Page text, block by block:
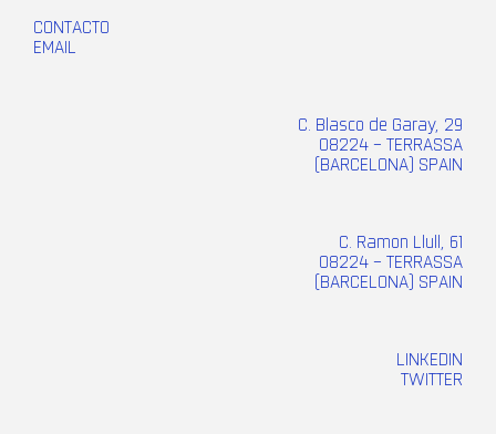
CONTACTO
EMAIL
C. Blasco de Garay, 29
08224 – TERRASSA
(BARCELONA) SPAIN
C. Ramon Llull, 61
08224 – TERRASSA
(BARCELONA) SPAIN
LINKEDIN
TWITTER